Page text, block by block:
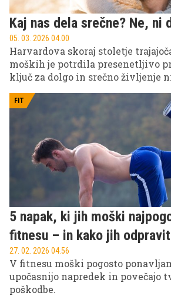
Kaj nas dela srečne? Ne, ni
05. 03. 2026 04.00
Harvardova skoraj stoletje
moških je potrdila presenetljivo
ključ za dolgo in srečno življenje
FIT
5 napak, ki jih moški
fitnesu – in kako jih
27. 02. 2026 04.56
V fitnesu moški pogosto
upočasnijo napredek in povečajo
poškodbe.